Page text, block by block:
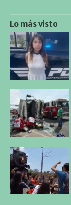
Lo más visto